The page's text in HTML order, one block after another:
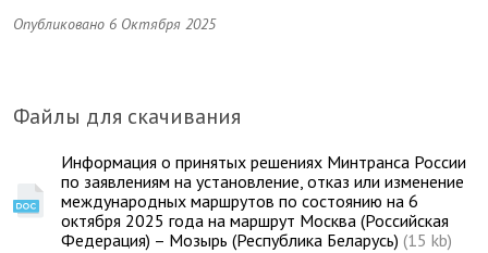
Опубликовано 6 Октября 2025
Файлы для скачивания
Информация о принятых решениях Минтранса России
по заявлениям на установление, отказ или изменение
международных маршрутов по состоянию на 6
октября 2025 года на маршрут Москва (Российская
Федерация) – Мозырь (Республика Беларусь) (15 kb)